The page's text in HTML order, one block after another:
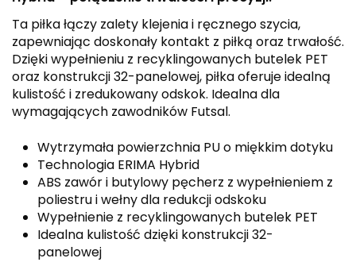
Ta piłka łączy zalety klejenia i ręcznego szycia,
zapewniając doskonały kontakt z piłką oraz trwałość.
Dzięki wypełnieniu z recyklingowanych butelek PET
oraz konstrukcji 32-panelowej, piłka oferuje idealną
kulistość i zredukowany odskok. Idealna dla
wymagających zawodników Futsal.
Wytrzymała powierzchnia PU o miękkim dotyku
Technologia ERIMA Hybrid
ABS zawór i butylowy pęcherz z wypełnieniem z
poliestru i wełny dla redukcji odskoku
Wypełnienie z recyklingowanych butelek PET
Idealna kulistość dzięki konstrukcji 32-
panelowej